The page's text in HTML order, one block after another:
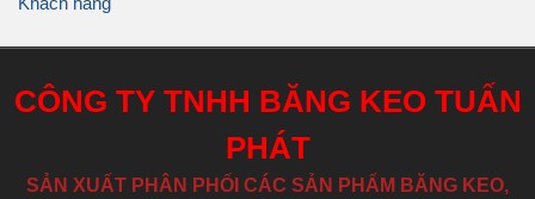
CÔNG TY TNHH BĂNG KEO TUẤN
PHÁT
SẢN XUẤT PHÂN PHỐI CÁC SẢN PHẨM BĂNG KEO,